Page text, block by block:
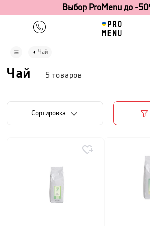
Выбор ProMenu до -
Чай
Чай 5 товаров
Cортировка